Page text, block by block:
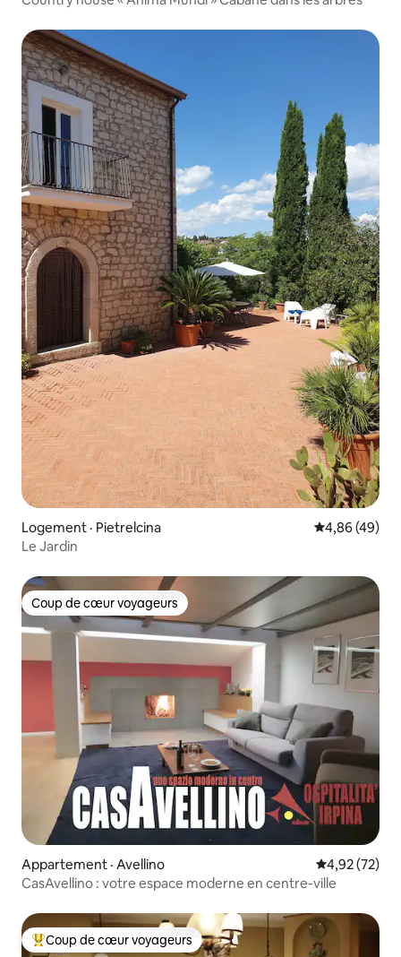
Logement · Pietrelcina Note
4,86 (49)
Le Jardin
Coup de cœur voyageurs
Coup de cœur voyageurs
Appartement · Avellino Note
4,92 (72)
CasAvellino : votre espace moderne en centre-ville
Coup de cœur voyageurs parmi les plus aimés
Coup de cœur voyageurs